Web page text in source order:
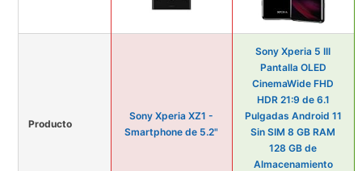
Producto
Sony Xperia XZ1 -
Smartphone de 5.2"
Sony Xperia 5 III
Pantalla OLED
CinemaWide FHD
HDR 21:9 de 6.1
Pulgadas Android 11
Sin SIM 8 GB RAM
128 GB de
Almacenamiento